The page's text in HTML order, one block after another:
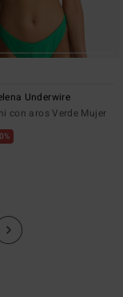
Underwire
con aros Verde Mujer